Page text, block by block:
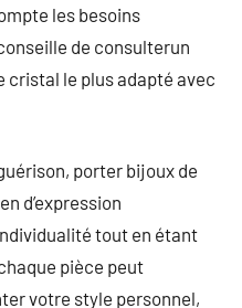
les besoins
de consulterun
le plus adapté avec
porter bijoux de
d’expression
tout en étant
pièce peut
votre style personnel,